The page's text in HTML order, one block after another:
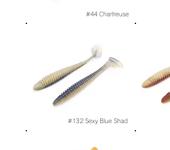
#44 Chartreuse
#132 Sexy Blue Shad